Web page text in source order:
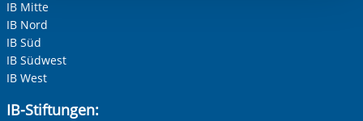
Einwilligung.
IB Mitte
IB Nord
IB Süd
IB Südwest
IB West
IB-Stiftungen: